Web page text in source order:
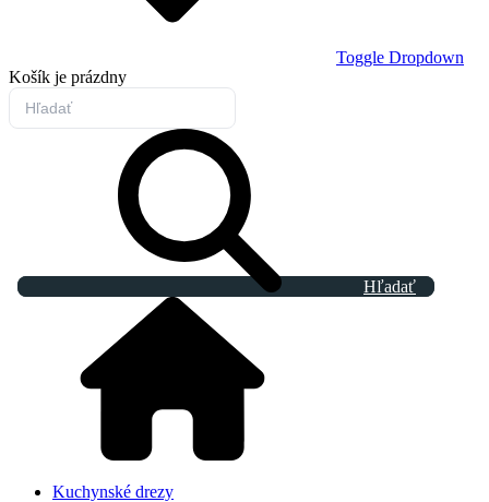
Toggle Dropdown
Košík je prázdny
Hľadať
Kuchynské drezy